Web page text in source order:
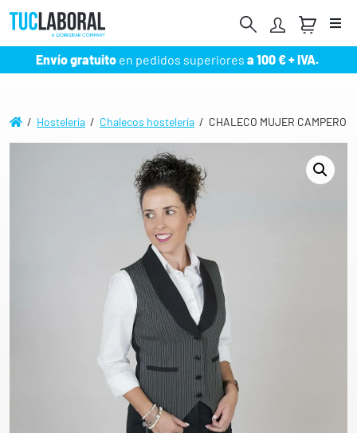
Envío gratuito en pedidos superiores a 100 € + IVA.
/ Hostelería / Chalecos hostelería / CHALECO MUJER CAMPERO